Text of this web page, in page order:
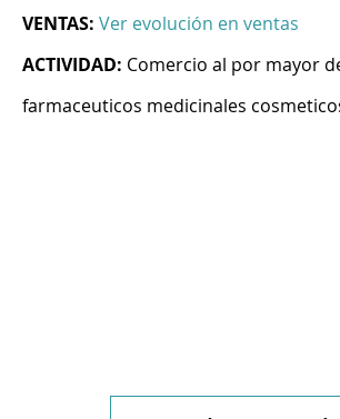
VENTAS: Ver evolución en ventas
ACTIVIDAD: Comercio al por mayor
farmaceuticos medicinales